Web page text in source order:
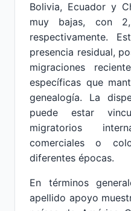
Bolivia, Ecuador y
muy bajas, con
respectivamente.
presencia residual,
migraciones
específicas que
genealogía. La
puede estar
migratorios
comerciales o
diferentes épocas.
En términos
apellido apoyo